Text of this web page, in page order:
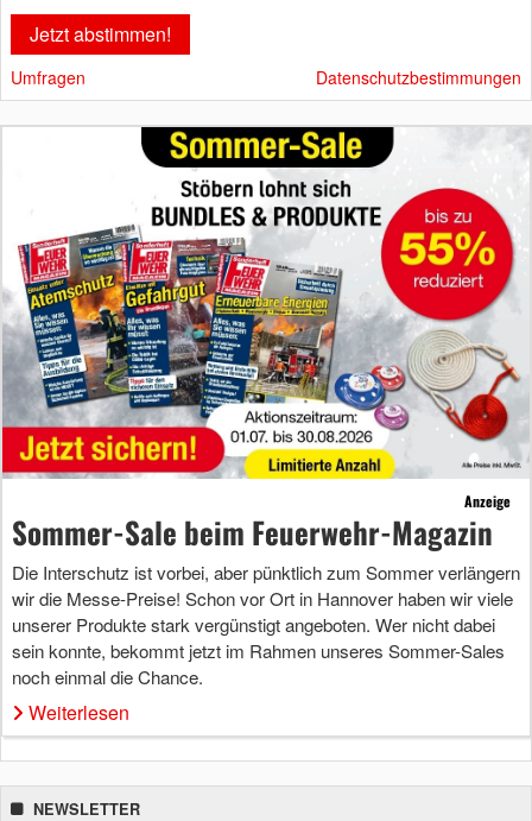
Umfragen Datenschutzbestimmungen
Anzeige
Sommer-Sale beim Feuerwehr-Magazin
Die Interschutz ist vorbei, aber pünktlich zum Sommer verlängern
wir die Messe-Preise! Schon vor Ort in Hannover haben wir viele
unserer Produkte stark vergünstigt angeboten. Wer nicht dabei
sein konnte, bekommt jetzt im Rahmen unseres Sommer-Sales
noch einmal die Chance.
Weiterlesen
NEWSLETTER